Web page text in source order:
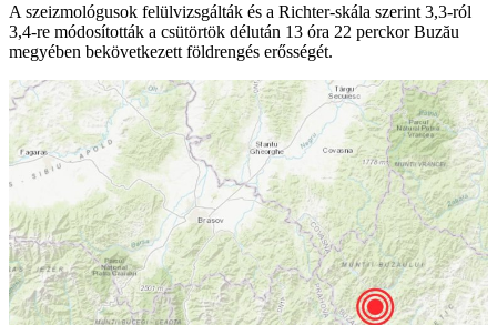
A szeizmológusok felülvizsgálták és a Richter-skála szerint 3,3-ról
3,4-re módosították a csütörtök délután 13 óra 22 perckor Buzău
megyében bekövetkezett földrengés erősségét.